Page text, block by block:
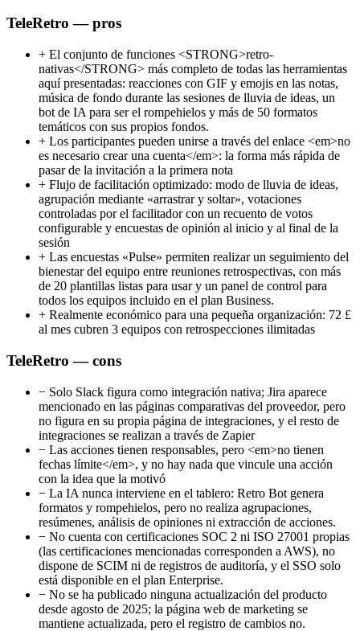
TeleRetro — pros
+ El conjunto de funciones <STRONG>retro-
nativas</STRONG> más completo de todas las herramientas
aquí presentadas: reacciones con GIF y emojis en las notas,
música de fondo durante las sesiones de lluvia de ideas, un
bot de IA para ser el rompehielos y más de 50 formatos
temáticos con sus propios fondos.
+ Los participantes pueden unirse a través del enlace <em>no
es necesario crear una cuenta</em>: la forma más rápida de
pasar de la invitación a la primera nota
+ Flujo de facilitación optimizado: modo de lluvia de ideas,
agrupación mediante «arrastrar y soltar», votaciones
controladas por el facilitador con un recuento de votos
configurable y encuestas de opinión al inicio y al final de la
sesión
+ Las encuestas «Pulse» permiten realizar un seguimiento del
bienestar del equipo entre reuniones retrospectivas, con más
de 20 plantillas listas para usar y un panel de control para
todos los equipos incluido en el plan Business.
+ Realmente económico para una pequeña organización: 72 £
al mes cubren 3 equipos con retrospecciones ilimitadas
TeleRetro — cons
− Solo Slack figura como integración nativa; Jira aparece
mencionado en las páginas comparativas del proveedor, pero
no figura en su propia página de integraciones, y el resto de
integraciones se realizan a través de Zapier
− Las acciones tienen responsables, pero <em>no tienen
fechas límite</em>, y no hay nada que vincule una acción
con la idea que la motivó
− La IA nunca interviene en el tablero: Retro Bot genera
formatos y rompehielos, pero no realiza agrupaciones,
resúmenes, análisis de opiniones ni extracción de acciones.
− No cuenta con certificaciones SOC 2 ni ISO 27001 propias
(las certificaciones mencionadas corresponden a AWS), no
dispone de SCIM ni de registros de auditoría, y el SSO solo
está disponible en el plan Enterprise.
− No se ha publicado ninguna actualización del producto
desde agosto de 2025; la página web de marketing se
mantiene actualizada, pero el registro de cambios no.